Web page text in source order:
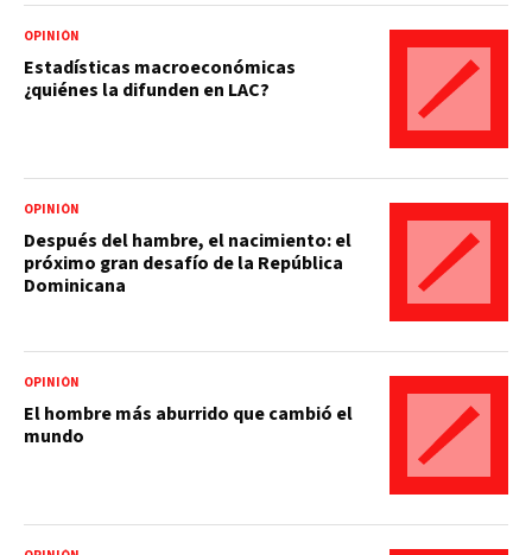
OPINIÓN
Estadísticas macroeconómicas
¿quiénes la difunden en LAC?
OPINIÓN
Después del hambre, el nacimiento: el
próximo gran desafío de la República
Dominicana
OPINIÓN
El hombre más aburrido que cambió el
mundo